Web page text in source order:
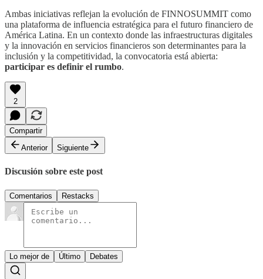
Ambas iniciativas reflejan la evolución de FINNOSUMMIT como
una plataforma de influencia estratégica para el futuro financiero de
América Latina. En un contexto donde las infraestructuras digitales
y la innovación en servicios financieros son determinantes para la
inclusión y la competitividad, la convocatoria está abierta:
participar es definir el rumbo.
2
Compartir
Anterior
Siguiente
Discusión sobre este post
Comentarios Restacks
Lo mejor de Último Debates